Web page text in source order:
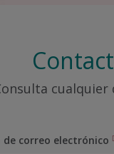
de correo electrónico